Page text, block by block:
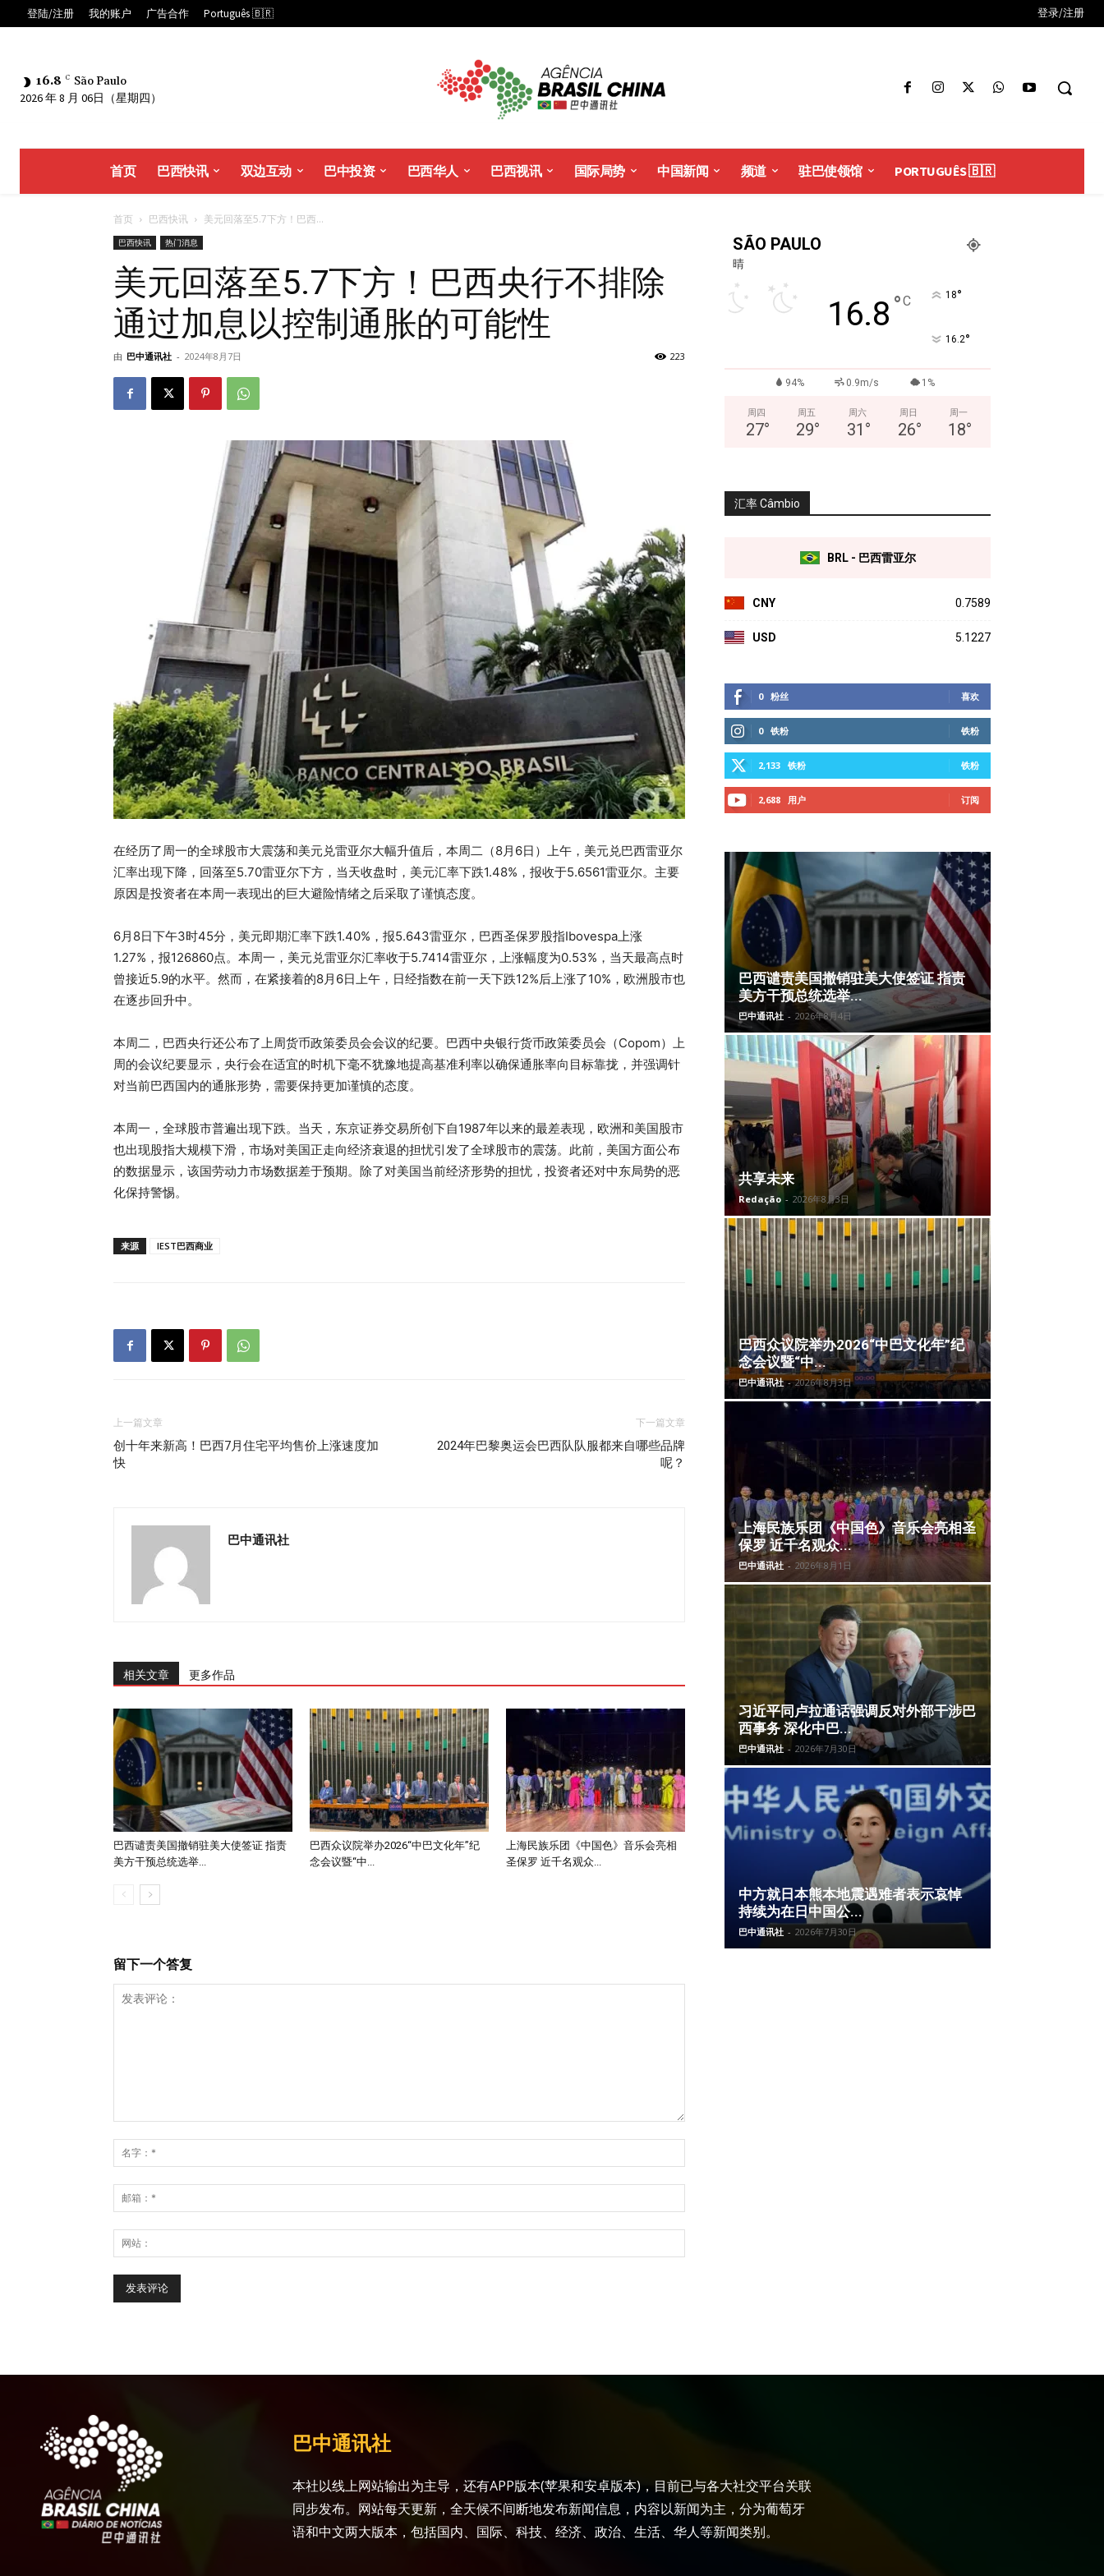
登陆/注册 我的账户 广告合作 Português 🇧🇷 登录/注册
16.8 C São Paulo
2026 年 8 月 06日（星期四）
首页 巴西快讯 双边互动 巴中投资 巴西华人 巴西视讯 国际局势 中国新闻 频道 驻巴使领馆 PORTUGUÊS 🇧🇷
首页 巴西快讯 美元回落至5.7下方！巴西...
巴西快讯 热门消息
美元回落至5.7下方！巴西央行不排除
通过加息以控制通胀的可能性
由 巴中通讯社 - 2024年8月7日 223
在经历了周一的全球股市大震荡和美元兑雷亚尔大幅升值后，本周二（8月6日）上午，美元兑巴西雷亚尔
汇率出现下降，回落至5.70雷亚尔下方，当天收盘时，美元汇率下跌1.48%，报收于5.6561雷亚尔。主要
原因是投资者在本周一表现出的巨大避险情绪之后采取了谨慎态度。
6月8日下午3时45分，美元即期汇率下跌1.40%，报5.643雷亚尔，巴西圣保罗股指Ibovespa上涨
1.27%，报126860点。本周一，美元兑雷亚尔汇率收于5.7414雷亚尔，上涨幅度为0.53%，当天最高点时
曾接近5.9的水平。然而，在紧接着的8月6日上午，日经指数在前一天下跌12%后上涨了10%，欧洲股市也
在逐步回升中。
本周二，巴西央行还公布了上周货币政策委员会会议的纪要。巴西中央银行货币政策委员会（Copom）上
周的会议纪要显示，央行会在适宜的时机下毫不犹豫地提高基准利率以确保通胀率向目标靠拢，并强调针
对当前巴西国内的通胀形势，需要保持更加谨慎的态度。
本周一，全球股市普遍出现下跌。当天，东京证券交易所创下自1987年以来的最差表现，欧洲和美国股市
也出现股指大规模下滑，市场对美国正走向经济衰退的担忧引发了全球股市的震荡。此前，美国方面公布
的数据显示，该国劳动力市场数据差于预期。除了对美国当前经济形势的担忧，投资者还对中东局势的恶
化保持警惕。
来源 IEST巴西商业
上一篇文章
创十年来新高！巴西7月住宅平均售价上涨速度加
快
下一篇文章
2024年巴黎奥运会巴西队队服都来自哪些品牌
呢？
巴中通讯社
相关文章 更多作品
巴西谴责美国撤销驻美大使签证 指责
美方干预总统选举...
巴西众议院举办2026“中巴文化年”纪
念会议暨“中...
上海民族乐团《中国色》音乐会亮相
圣保罗 近千名观众...
留下一个答复
SÃO PAULO
晴
16.8 °C 18°
16.2°
94% 0.9m/s 1%
周四
27°
周五
29°
周六
31 °
周日
26°
周一
18°
汇率 Câmbio
BRL - 巴西雷亚尔
CNY 0.7589
USD 5.1227
0 粉丝 喜欢
0 铁粉 铁粉
2,133 铁粉 铁粉
2,688 用户 订阅
巴西谴责美国撤销驻美大使签证 指责
美方干预总统选举...
巴中通讯社 - 2026年8月4日
共享未来
Redação - 2026年8月3日
巴西众议院举办2026“中巴文化年”纪
念会议暨“中...
巴中通讯社 - 2026年8月3日
上海民族乐团《中国色》音乐会亮相圣
保罗 近千名观众...
巴中通讯社 - 2026年8月1日
习近平同卢拉通话强调反对外部干涉巴
西事务 深化中巴...
巴中通讯社 - 2026年7月30日
中方就日本熊本地震遇难者表示哀悼
持续为在日中国公...
巴中通讯社 - 2026年7月30日
巴中通讯社
本社以线上网站输出为主导，还有APP版本(苹果和安卓版本)，目前已与各大社交平台关联
同步发布。网站每天更新，全天候不间断地发布新闻信息，内容以新闻为主，分为葡萄牙
语和中文两大版本，包括国内、国际、科技、经济、政治、生活、华人等新闻类别。